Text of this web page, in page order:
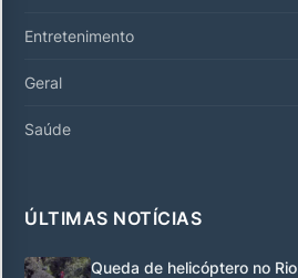
Entretenimento
Geral
Saúde
ÚLTIMAS NOTÍCIAS
Queda de helicóptero no